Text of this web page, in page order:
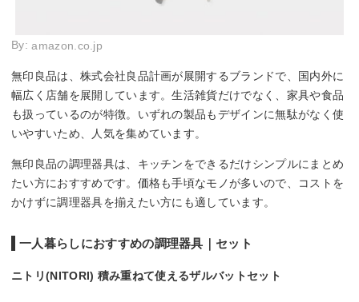
By:amazon.co.jp
無印良品は、株式会社良品計画が展開するブランドで、国内外に
幅広く店舗を展開しています。生活雑貨だけでなく、家具や食品
も扱っているのが特徴。いずれの製品もデザインに無駄がなく使
いやすいため、人気を集めています。
無印良品の調理器具は、キッチンをできるだけシンプルにまとめ
たい方におすすめです。価格も手頃なモノが多いので、コストを
かけずに調理器具を揃えたい方にも適しています。
一人暮らしにおすすめの調理器具｜セット
ニトリ(NITORI) 積み重ねて使えるザルバットセット